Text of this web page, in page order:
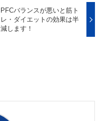
PFCバランスが悪いと筋ト
レ・ダイエットの効果は半
減します！